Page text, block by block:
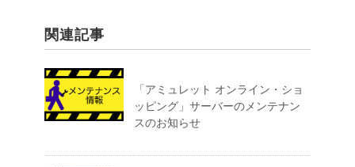
関連記事
「アミュレット オンライン・ショ
ッピング」サーバーのメンテナン
スのお知らせ